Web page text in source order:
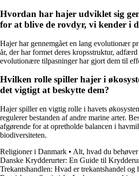
Hvordan har hajer udviklet sig
for at blive de rovdyr, vi kender i
Hajer har gennemgået en lang evolutionær
år, der har formet deres kropsstruktur,
evolutionære tilpasninger har gjort dem til
Hvilken rolle spiller hajer i
det vigtigt at beskytte dem?
Hajer spiller en vigtig rolle i havets
regulerer bestanden af andre marine arter.
afgørende for at opretholde balancen i
biodiversiteten.
Religioner i Danmark • Alt, hvad du
Danske Krydderurter: En Guide til
Trekantshandlen: Hvad er trekantshandel og